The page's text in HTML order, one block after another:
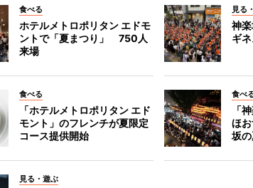
食べる
ホテルメトロポリタン エドモ
ントで「夏まつり」 750人
来場
見る
神
ギ
食べる
「ホテルメトロポリタン エド
モント」のフレンチが夏限定
コース提供開始
食べ
「
ほ
坂
見る・遊ぶ